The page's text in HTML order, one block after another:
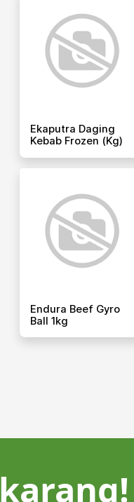
Ekaputra Daging
Kebab Frozen (kg)
Endura Beef Gyro
Ball 1kg